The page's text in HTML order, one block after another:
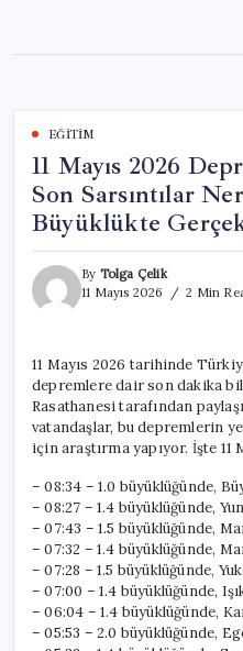
content
EĞITIM
11 Mayıs 2026
Son Sarsıntılar
Büyüklükte
By Tolga Çelik
11 Mayıs 2026
2 Min
11 Mayıs 2026 tarihinde
depremlere dair son dakika
Rasathanesi tarafından
vatandaşlar, bu depremlerin
için araştırma yapıyor. İşte 11
– 08:34 – 1.0 büyüklüğünde,
– 08:27 – 1.4 büyüklüğünde,
– 07:43 – 1.5 büyüklüğünde,
– 07:32 – 1.4 büyüklüğünde,
– 07:28 – 1.5 büyüklüğünde,
– 07:00 – 1.4 büyüklüğünde,
– 06:04 – 1.4 büyüklüğünde,
– 05:53 – 2.0 büyüklüğünde,